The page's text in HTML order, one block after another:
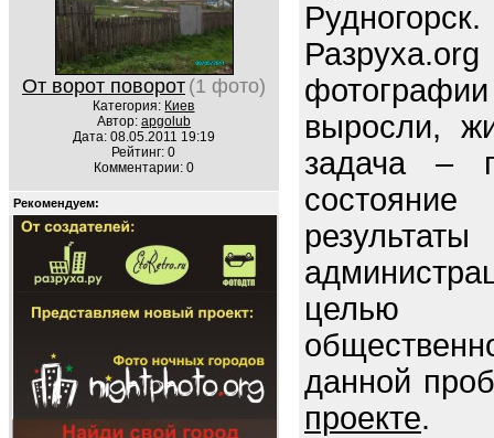
От ворот поворот (1 фото)
Категория: Киев
Автор: apgolub
Дата: 08.05.2011 19:19
Рейтинг: 0
Комментарии: 0
Рекомендуем:
Рудногорск.
выросли,
задача –
состояние
целью
данной
проекте.